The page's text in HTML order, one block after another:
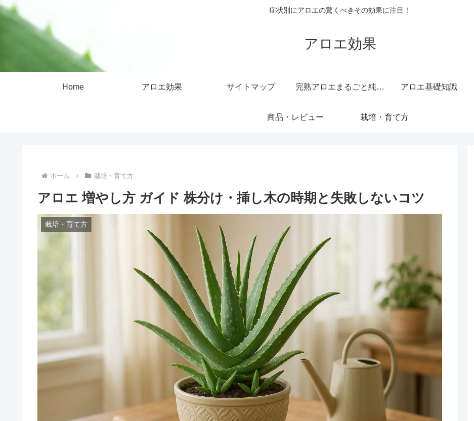
症状別にアロエの驚くべきその効果に注目！
アロエ効果
Home アロエ効果 サイトマップ 完熟アロエまるごと純しぼり 純度 100 ％ 無添加 原液 ジュース アロエ基礎知識
商品・レビュー 栽培・育て方
ホーム 栽培・育て方
アロエ 増やし方 ガイド 株分け・挿し木の時期と失敗しないコツ
栽培・育て方